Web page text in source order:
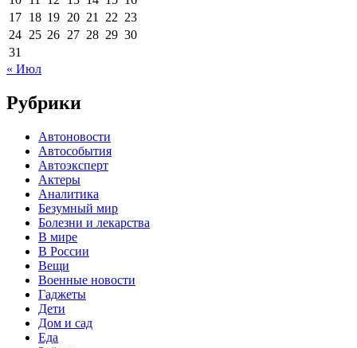
17 18 19 20 21 22 23
24 25 26 27 28 29 30
31
« Июл
Рубрики
Автоновости
Автособытия
Автоэксперт
Актеры
Аналитика
Безумный мир
Болезни и лекарства
В мире
В России
Вещи
Военные новости
Гаджеты
Дети
Дом и сад
Еда